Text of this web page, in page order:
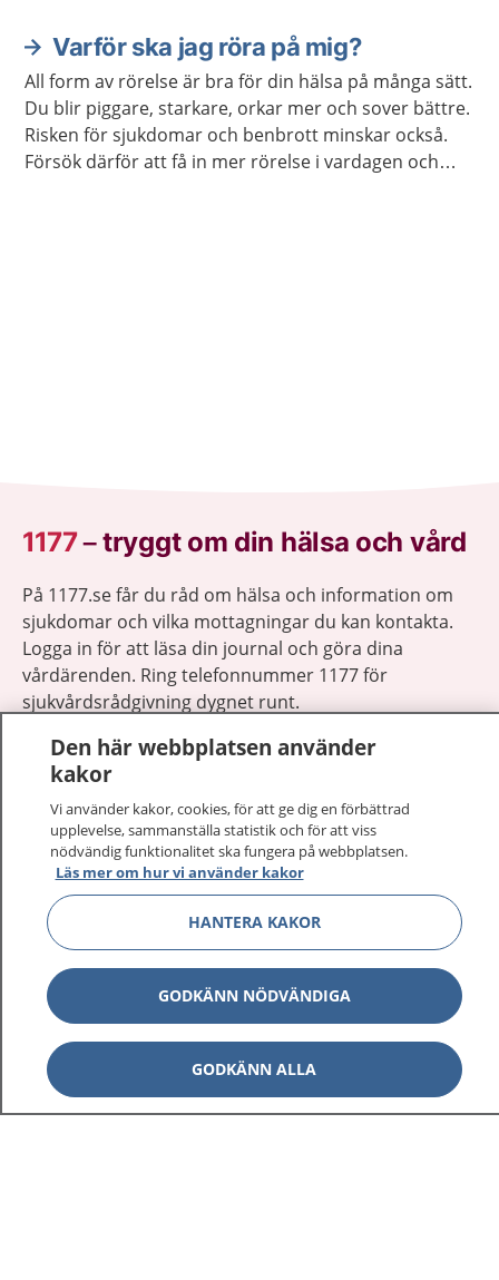
Varför ska jag röra på mig?
All form av rörelse är bra för din hälsa på många sätt.
Du blir piggare, starkare, orkar mer och sover bättre.
Risken för sjukdomar och benbrott minskar också.
Försök därför att få in mer rörelse i vardagen och
1177–tryggt om din hälsa och vård
På 1177.se får du råd om hälsa och information om
sjukdomar och vilka mottagningar du kan kontakta.
Logga in för att läsa din journal och göra dina
vårdärenden. Ring telefonnummer 1177 för
sjukvårdsrådgivning dygnet runt.
1177 på flera språk
Om 1177 Visa
Kontakt Visa
Behandling av personuppgifter
Den här webbplatsen använder
kakor
Vi använder kakor, cookies, för att ge dig en förbättrad
upplevelse, sammanställa statistik och för att viss
nödvändig funktionalitet ska fungera på webbplatsen.
Läs mer om hur vi använder kakor
HANTERA KAKOR
GODKÄNN NÖDVÄNDIGA
GODKÄNN ALLA